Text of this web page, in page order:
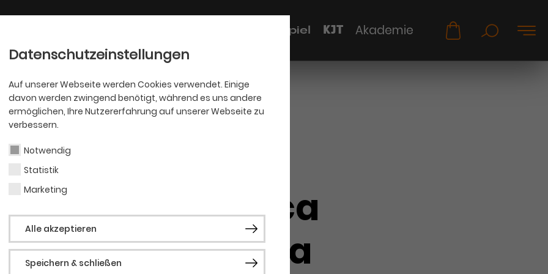
Datenschutzeinstellungen
Auf unserer Webseite werden Cookies verwendet. Einige
davon werden zwingend benötigt, während es uns andere
ermöglichen, Ihre Nutzererfahrung auf unserer Webseite zu
verbessern.
Notwendig
Statistik
Marketing
Alle akzeptieren
Speichern & schließen
Schauspiel KJT Akademie
Jessica
Trocha